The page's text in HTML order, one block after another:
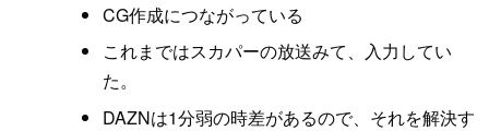
CG作成につながっている
これまではスカパーの放送みて、入力してい
た。
DAZNは1分弱の時差があるので、それを解決す